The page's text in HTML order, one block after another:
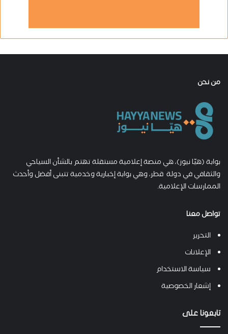
من نحن
بوابة (هيّا نيوز)، هي منصة إعلامية مستقلة تهتم بالشأن السياحي
والثقافي في دولة قطر، وهي بوابة إخبارية وخدمية تتبنى أفضل وأحدث
الممارسات الإعلامية.
تواصل معنا
التحرير
الإعلانات
سياسة الاستخدام
إشعار الخصوصية
تابعونا على